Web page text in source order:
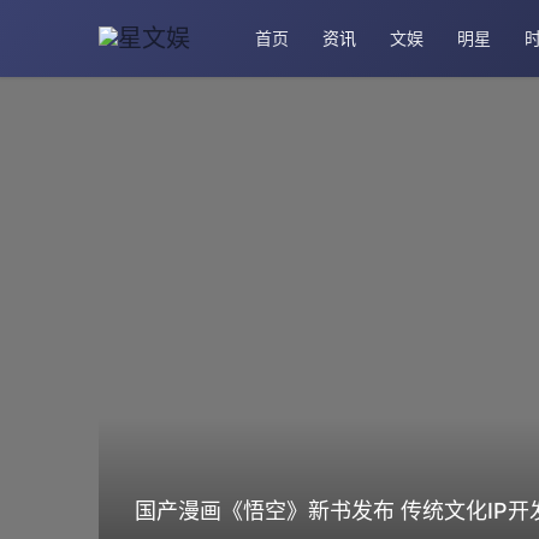
首页 资讯 文娱 明星
国产漫画《悟空》新书发布 传统文化IP开